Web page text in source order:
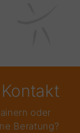
oder
Beratung?